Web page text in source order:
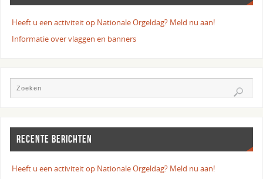
Heeft u een activiteit op Nationale Orgeldag? Meld nu aan!
Informatie over vlaggen en banners
RECENTE BERICHTEN
Heeft u een activiteit op Nationale Orgeldag? Meld nu aan!